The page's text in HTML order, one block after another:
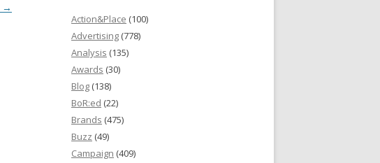
→
Action&Place (100)
Advertising (778)
Analysis (135)
Awards (30)
Blog (138)
BoR:ed (22)
Brands (475)
Buzz (49)
Campaign (409)